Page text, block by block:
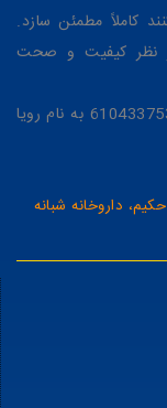
کاملاً مطمئن سازد.
نظر کیفیت و صحت
شماره کارت جهت خرید محصولات : 6104337531945416 به نام رویا
داروخانه شبانه